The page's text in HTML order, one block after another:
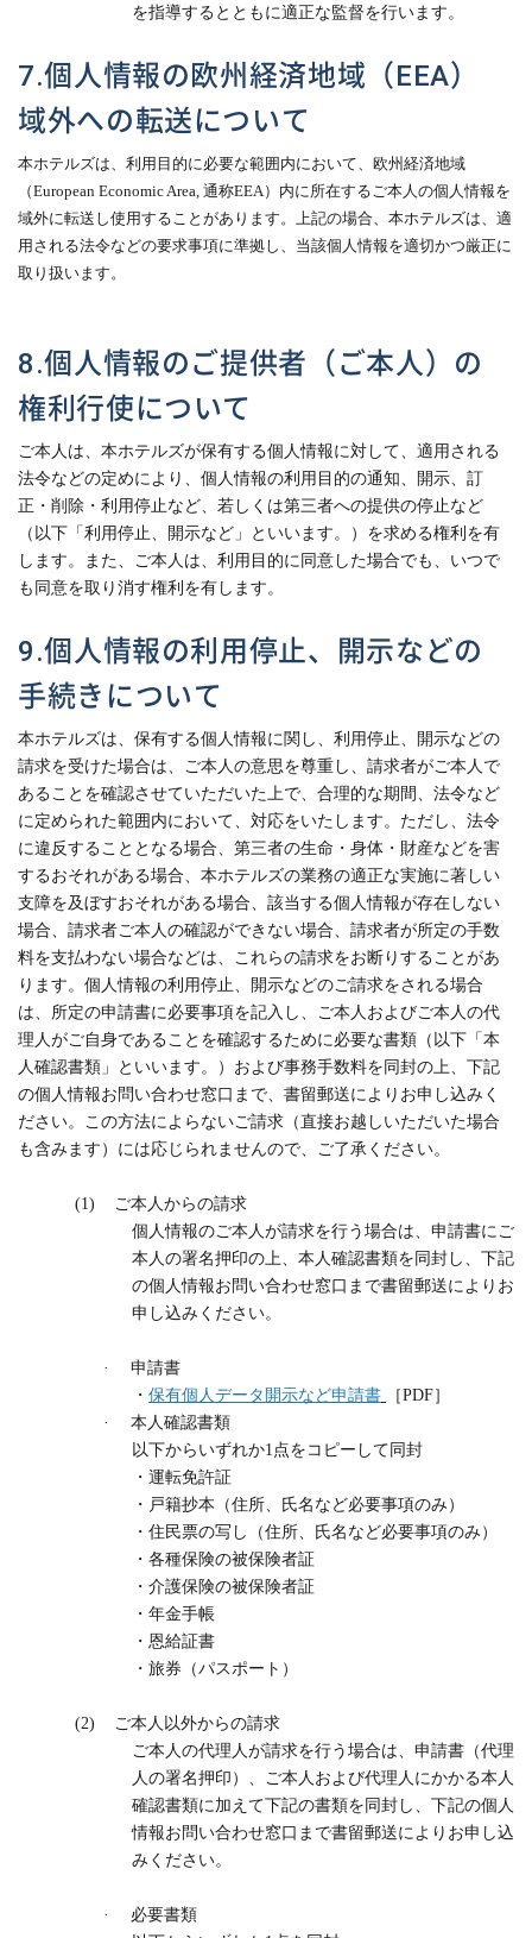
を指導するとともに適正な監督を行います。
7.個人情報の欧州経済地域（EEA）
域外への転送について
本ホテルズは、利用目的に必要な範囲内において、欧州経済地域
（European Economic Area, 通称EEA）内に所在するご本人の個人情報を
域外に転送し使用することがあります。上記の場合、本ホテルズは、適
用される法令などの要求事項に準拠し、当該個人情報を適切かつ厳正に
取り扱います。
8.個人情報のご提供者（ご本人）の
権利行使について
ご本人は、本ホテルズが保有する個人情報に対して、適用される
法令などの定めにより、個人情報の利用目的の通知、開示、訂
正・削除・利用停止など、若しくは第三者への提供の停止など
（以下「利用停止、開示など」といいます。）を求める権利を有
します。また、ご本人は、利用目的に同意した場合でも、いつで
も同意を取り消す権利を有します。
9.個人情報の利用停止、開示などの
手続きについて
本ホテルズは、保有する個人情報に関し、利用停止、開示などの
請求を受けた場合は、ご本人の意思を尊重し、請求者がご本人で
あることを確認させていただいた上で、合理的な期間、法令など
に定められた範囲内において、対応をいたします。 ただし、法令
に違反することとなる場合、第三者の生命・身体・財産などを害
するおそれがある場合、本ホテルズの業務の適正な実施に著しい
支障を及ぼすおそれがある場合、該当する個人情報が存在しない
場合、請求者ご本人の確認ができない場合、請求者が所定の手数
料を支払わない場合などは、これらの請求をお断りすることがあ
ります。 個人情報の利用停止、開示などのご請求をされる場合
は、所定の申請書に必要事項を記入し、ご本人およびご本人の代
理人がご自身であることを確認するために必要な書類（以下「本
人確認書類」といいます。）および事務手数料を同封の上、下記
の個人情報お問い合わせ窓口まで、書留郵送によりお申し込みく
ださい。この方法によらないご請求（直接お越しいただいた場合
も含みます）には応じられませんので、ご了承ください。
(1)
ご本人からの請求
個人情報のご本人が請求を行う場合は、申請書にご
本人の署名押印の上、本人確認書類を同封し、下記
の個人情報お問い合わせ窓口まで書留郵送によりお
申し込みください。
·
申請書
・ 保有個人データ開示など申請書 ［PDF］
·
本人確認書類
以下からいずれか1点をコピーして同封
・運転免許証
・戸籍抄本（住所、氏名など必要事項のみ）
・住民票の写し（住所、氏名など必要事項のみ）
・各種保険の被保険者証
・介護保険の被保険者証
・年金手帳
・恩給証書
・旅券（パスポート）
(2)
ご本人以外からの請求
ご本人の代理人が請求を行う場合は、申請書（代理
人の署名押印）、ご本人および代理人にかかる本人
確認書類に加えて下記の書類を同封し、下記の個人
情報お問い合わせ窓口まで書留郵送によりお申し込
みください。
·
必要書類